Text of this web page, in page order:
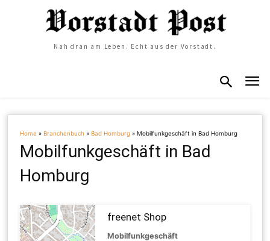
Nah dran am Leben. Echt aus der Vorstadt.
Home »Branchenbuch »Bad Homburg »Mobilfunkgeschäft in Bad Homburg
Mobilfunkgeschäft in Bad
Homburg
freenet Shop
Mobilfunkgeschäft